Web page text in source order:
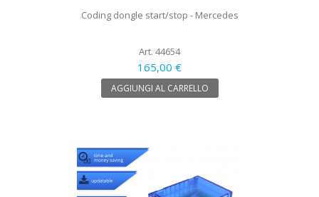
Coding dongle start/stop - Mercedes
Art. 44654
165,00 €
AGGIUNGI AL CARRELLO